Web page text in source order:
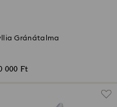
Gránátalma
000 Ft